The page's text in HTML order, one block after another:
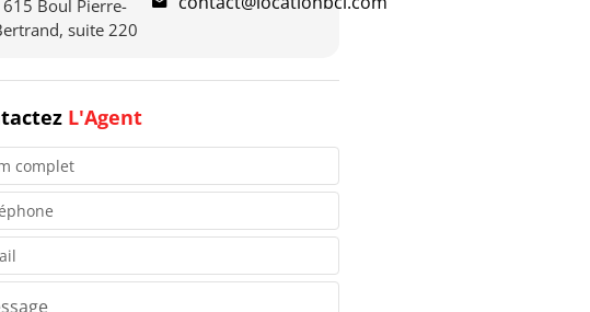
615 Boul Pierre-
suite 220
L'Agent